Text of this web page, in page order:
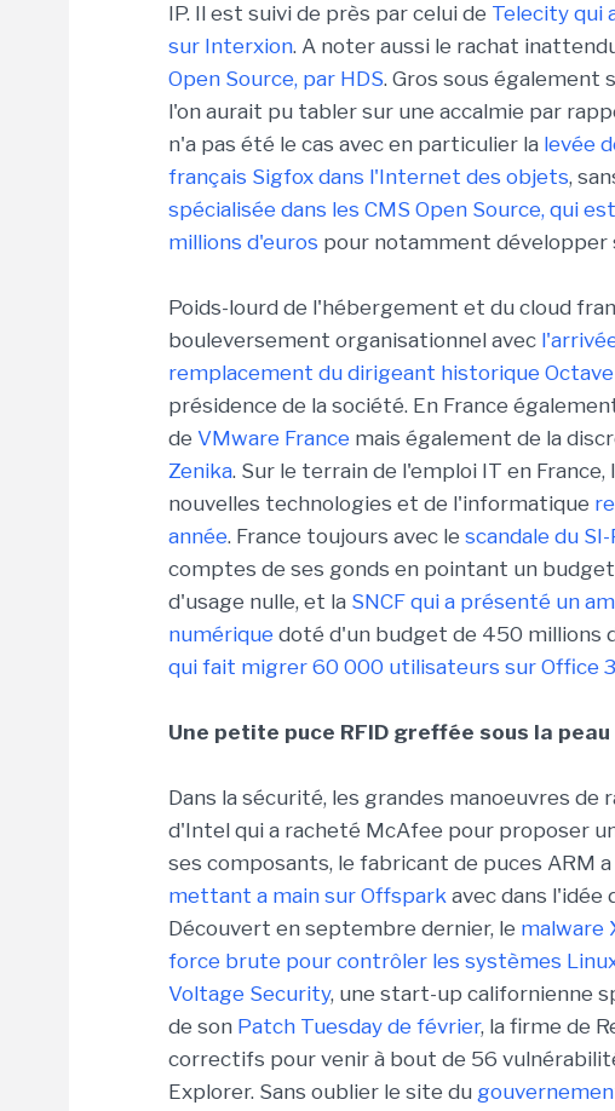
IP. Il est suivi de près par celui de Telecity qui
sur Interxion. A noter aussi le rachat
Open Source, par HDS. Gros sous également
l'on aurait pu tabler sur une accalmie par
n'a pas été le cas avec en particulier la levée
français Sigfox dans l'Internet des objets,
spécialisée dans les CMS Open Source, qui
millions d'euros pour notamment développer
Poids-lourd de l'hébergement et du cloud
bouleversement organisationnel avec
remplacement du dirigeant historique
présidence de la société. En France
de VMware France mais également de la
Zenika. Sur le terrain de l'emploi IT en
nouvelles technologies et de l'informatique
année. France toujours avec le scandale du
comptes de ses gonds en pointant un
d'usage nulle, et la SNCF qui a présenté un
numérique doté d'un budget de 450 millions
qui fait migrer 60 000 utilisateurs sur Office
Une petite puce RFID greffée sous la
Dans la sécurité, les grandes manoeuvres
d'Intel qui a racheté McAfee pour proposer
ses composants, le fabricant de puces ARM
mettant a main sur Offspark avec dans l'idée
Découvert en septembre dernier, le malware
force brute pour contrôler les systèmes
Voltage Security, une start-up californienne
de son Patch Tuesday de février, la firme de
correctifs pour venir à bout de 56
Explorer. Sans oublier le site du